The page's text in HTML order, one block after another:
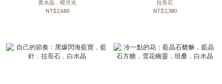
黃水晶．橙月光
NT$2,680
拉長石
NT$2,380